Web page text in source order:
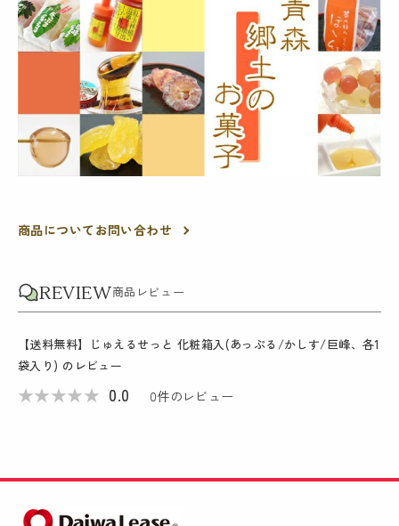
商品についてお問い合わせ
REVIEW商品レビュー
【送料無料】じゅえるせっと 化粧箱入(あっぷる/かしす/巨峰、各1
袋入り) のレビュー
★★★★★ 0.0 0件のレビュー